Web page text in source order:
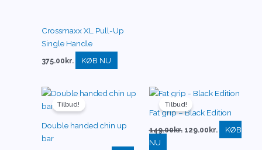
Crossmaxx XL Pull-Up
Single Handle
375.00 kr. KØB NU
Tilbud!
Double handed chin up
bar
Den
oprindelige
pris
349.00kr..
Den
aktuelle
279.00kr..
Tilbud!
Fat grip – Black Edition
149.00kr.
Den
oprindelige
pris
149.00kr..
129.00 kr.
Den
pris
er:
129.00kr..
KØB
NU